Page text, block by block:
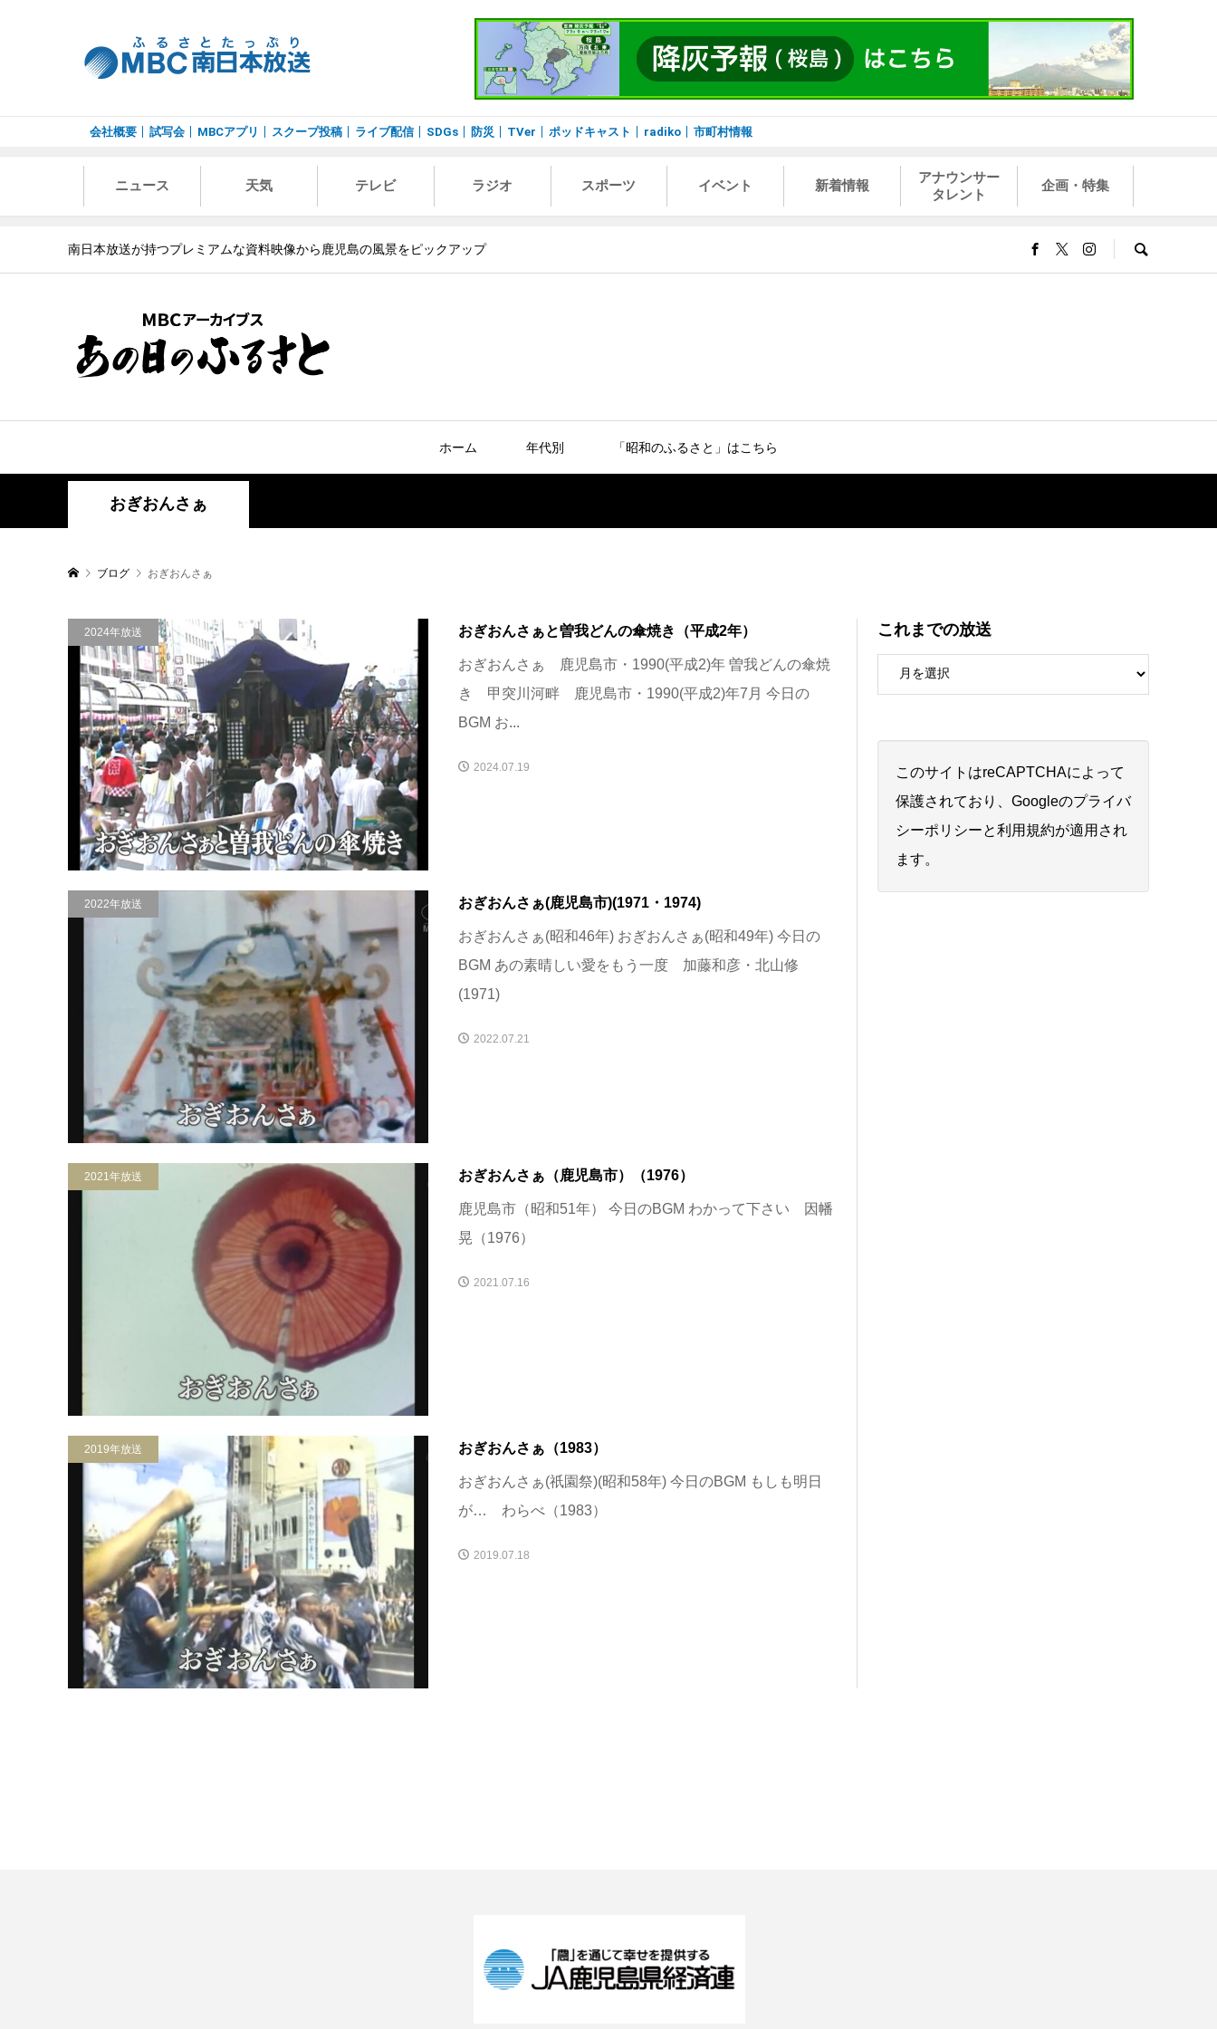
会社概要 試写会 MBCアプリ スクープ投稿 ライブ配信 SDGs 防災 TVer ポッドキャスト radiko 市町村情報
ニュース 天気 テレビ ラジオ スポーツ イベント 新着情報
アナウンサー
タレント
企画・特集
南日本放送が持つプレミアムな資料映像から鹿児島の風景をピックアップ
ホーム 年代別 「昭和のふるさと」はこちら
おぎおんさぁ
ブログ おぎおんさぁ
2024年放送 おぎおんさぁと曽我どんの傘焼き（平成2年）
おぎおんさぁ 鹿児島市・1990(平成2)年 曽我どんの傘焼
き 甲突川河畔 鹿児島市・1990(平成2)年7月 今日の
BGM お...
2024.07.19
2022年放送 おぎおんさぁ(鹿児島市)(1971・1974)
おぎおんさぁ(昭和46年) おぎおんさぁ(昭和49年) 今日の
BGM あの素晴しい愛をもう一度 加藤和彦・北山修
(1971)
2022.07.21
2021年放送 おぎおんさぁ（鹿児島市）（1976）
鹿児島市（昭和51年） 今日のBGM わかって下さい 因幡
晃（1976）
2021.07.16
2019年放送 おぎおんさぁ（1983）
おぎおんさぁ(祇園祭)(昭和58年) 今日のBGM もしも明日
が… わらべ（1983）
2019.07.18
これまでの放送
このサイトはreCAPTCHAによって
保護されており、Googleのプライバ
シーポリシーと利用規約が適用され
ます。